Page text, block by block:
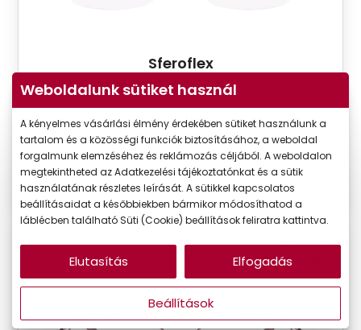
Sferoflex
SF2553 108
Készleten
Ár: 41.990 Ft
Részletek
PRÓBA
Weboldalunk sütiket használ
A kényelmes vásárlási élmény érdekében sütiket használunk a
tartalom és a közösségi funkciók biztosításához, a weboldal
forgalmunk elemzéséhez és reklámozás céljából. A weboldalon
megtekintheted az Adatkezelési tájékoztatónkat és a sütik
használatának részletes leírását. A sütikkel kapcsolatos
beállításaidat a későbbiekben bármikor módosíthatod a
láblécben található Süti (Cookie) beállítások feliratra kattintva.
Beállítások
Elutasítás Elfogadás